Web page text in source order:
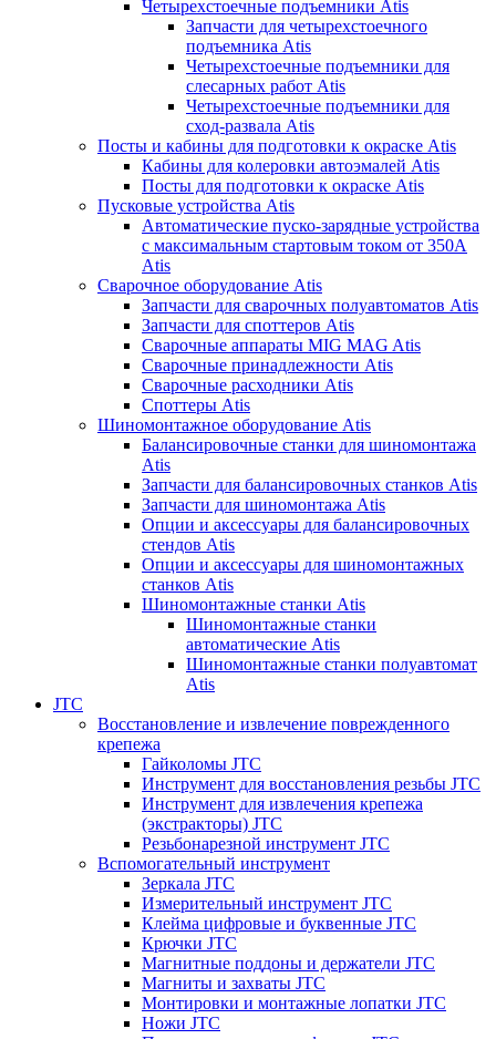
Четырехстоечные подъемники Atis
Запчасти для четырехстоечного
подъемника Atis
Четырехстоечные подъемники для
слесарных работ Atis
Четырехстоечные подъемники для
сход-развала Atis
Посты и кабины для подготовки к окраске Atis
Кабины для колеровки автоэмалей Atis
Посты для подготовки к окраске Atis
Пусковые устройства Atis
Автоматические пуско-зарядные устройства
с максимальным стартовым током от 350А
Atis
Сварочное оборудование Atis
Запчасти для сварочных полуавтоматов Atis
Запчасти для споттеров Atis
Сварочные аппараты MIG MAG Atis
Сварочные принадлежности Atis
Сварочные расходники Atis
Споттеры Atis
Шиномонтажное оборудование Atis
Балансировочные станки для шиномонтажа
Atis
Запчасти для балансировочных станков Atis
Запчасти для шиномонтажа Atis
Опции и аксессуары для балансировочных
стендов Atis
Опции и аксессуары для шиномонтажных
станков Atis
Шиномонтажные станки Atis
Шиномонтажные станки
автоматические Atis
Шиномонтажные станки полуавтомат
Atis
JTC
Восстановление и извлечение поврежденного
крепежа
Гайколомы JTC
Инструмент для восстановления резьбы JTC
Инструмент для извлечения крепежа
(экстракторы) JTC
Резьбонарезной инструмент JTC
Вспомогательный инструмент
Зеркала JTC
Измерительный инструмент JTC
Клейма цифровые и буквенные JTC
Крючки JTC
Магнитные поддоны и держатели JTC
Магниты и захваты JTC
Монтировки и монтажные лопатки JTC
Ножи JTC